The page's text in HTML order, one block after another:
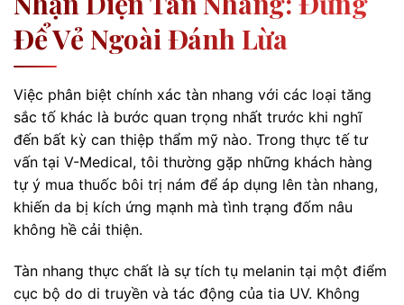
Để Vẻ Ngoài Đánh Lừa
Việc phân biệt chính xác tàn nhang với các loại tăng
sắc tố khác là bước quan trọng nhất trước khi nghĩ
đến bất kỳ can thiệp thẩm mỹ nào. Trong thực tế tư
vấn tại V-Medical, tôi thường gặp những khách hàng
tự ý mua thuốc bôi trị nám để áp dụng lên tàn nhang,
khiến da bị kích ứng mạnh mà tình trạng đốm nâu
không hề cải thiện.
Tàn nhang thực chất là sự tích tụ melanin tại một điểm
cục bộ do di truyền và tác động của tia UV. Không